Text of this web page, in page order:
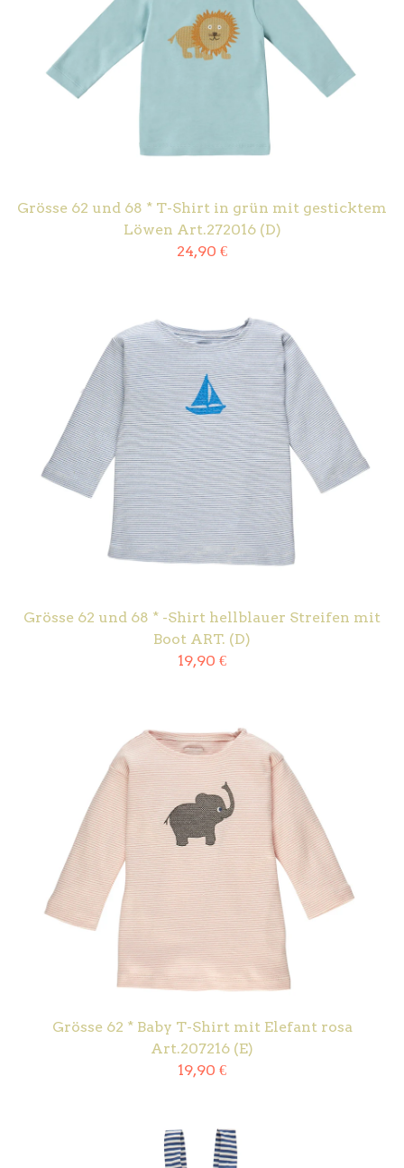
Grösse 62 und 68 * T-Shirt in grün mit gesticktem
Löwen Art.272016 (D)
24,90 €
Grösse 62 und 68 * -Shirt hellblauer Streifen mit
Boot ART. (D)
19,90 €
Grösse 62 * Baby T-Shirt mit Elefant rosa
Art.207216 (E)
19,90 €